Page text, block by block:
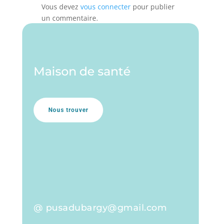
Vous devez vous connecter pour publier
un commentaire.
Maison de santé
Nous trouver
@ pusadubargy@gmail.com